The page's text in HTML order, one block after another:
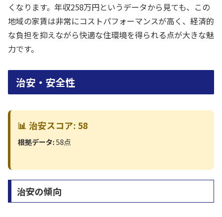
くなります。年収258万円というデータから見ても、この
地域の家賃は非常にコストパフォーマンスが高く、経済的
な負担を抑えながら快適な住環境を得られる点が大きな魅
力です。
治安・安全性
📊 治安スコア: 58
根拠データ:58点
治安の傾向